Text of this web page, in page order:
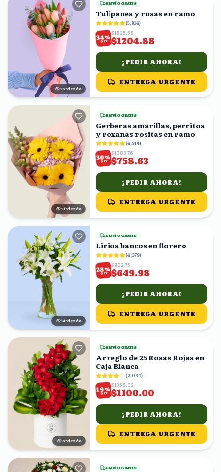
25 viendo
ENVÍO GRATIS
Tulipanes y rosas en ramo
(5,914)
34%
OFF
$1825.58
$1204.88
¡PEDIR AHORA!
ENTREGA URGENTE
21 viendo
ENVÍO GRATIS
Gerberas amarillas, perritos
y roxanas rositas en ramo
(4,914)
30%
OFF
$1083.76
$758.63
¡PEDIR AHORA!
ENTREGA URGENTE
13 viendo
ENVÍO GRATIS
Lirios bancos en florero
(4,379)
28%
OFF
$902.75
$649.98
¡PEDIR AHORA!
ENTREGA URGENTE
5 viendo
ENVÍO GRATIS
Arreglo de 25 Rosas Rojas en
Caja Blanca
(2,034)
19%
OFF
$1358.02
$1100.00
¡PEDIR AHORA!
ENTREGA URGENTE
ENVÍO GRATIS